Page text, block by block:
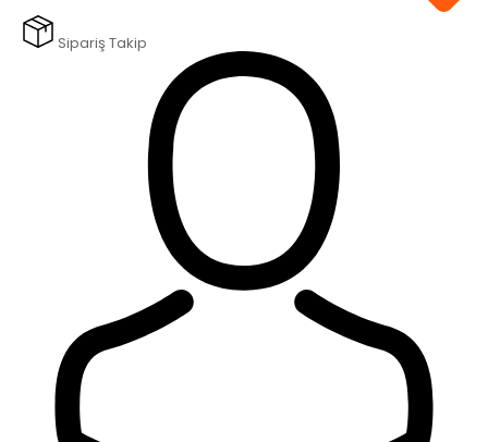
Sipariş Takip